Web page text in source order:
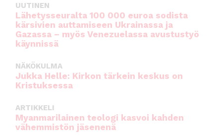
UUTINEN
Lähetysseuralta 100 000 euroa sodista
kärsivien auttamiseen Ukrainassa ja
Gazassa – myös Venezuelassa avustustyö
käynnissä
NÄKÖKULMA
Jukka Helle: Kirkon tärkein keskus on
Kristuksessa
ARTIKKELI
Myanmarilainen teologi kasvoi kahden
vähemmistön jäsenenä